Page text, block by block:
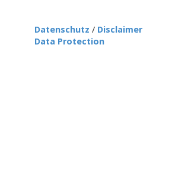
Datenschutz / Disclaimer
Data Protection